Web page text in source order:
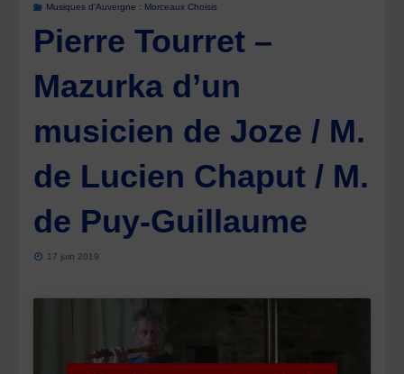
Musiques d'Auvergne : Morceaux Choisis
Pierre Tourret –
Mazurka d’un
musicien de Joze / M.
de Lucien Chaput / M.
de Puy-Guillaume
17 juin 2019